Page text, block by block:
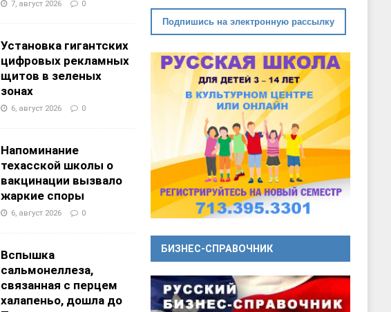
7, август 2026 0
Установка гигантских
цифровых рекламных
щитов в зеленых
зонах
6, август 2026 0
Напоминание
техасской школы о
вакцинации вызвало
жаркие споры
6, август 2026 0
Вспышка
сальмонеллеза,
связанная с перцем
халапеньо, дошла до
Подпишись на электронную рассылку
БИЗНЕС-СПРАВОЧНИК